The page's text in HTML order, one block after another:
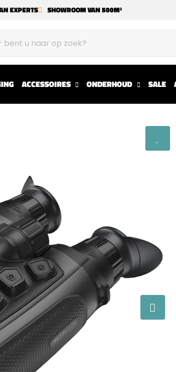
EXPERTS SHOWROOM VAN 500M²
ACCESSOIRES ONDERHOUD SALE